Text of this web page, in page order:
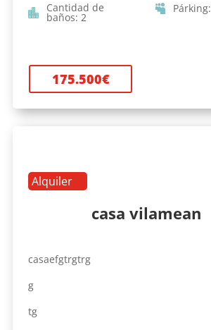
Cantidad de
baños: 2
Párking:
175.500€
Alquiler
casa vilamean
casaefgtrgtrg
g
tg